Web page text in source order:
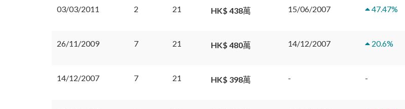
03/03/2011 2 21 HK$ 438萬 15/06/2007 47.47%
26/11/2009 7 21 HK$ 480萬 14/12/2007 20.6%
14/12/2007 7 21 HK$ 398萬 - -